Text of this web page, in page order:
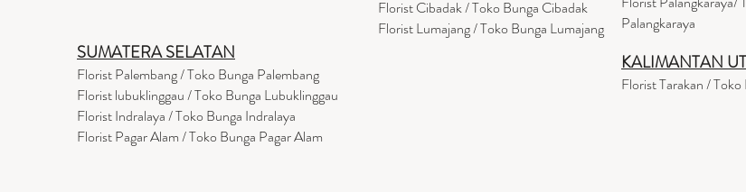
SUMATERA SELATAN
Florist Palembang / Toko Bunga Palembang
Florist lubuklinggau / Toko Bunga Lubuklinggau
Florist Indralaya / Toko Bunga Indralaya
Florist Pagar Alam / Toko Bunga Pagar Alam
Florist Cibadak / Toko Bunga Cibadak
Florist Lumajang / Toko Bunga Lumajang
Palangkaraya
KALIMANTAN
Florist Tarakan / Toko